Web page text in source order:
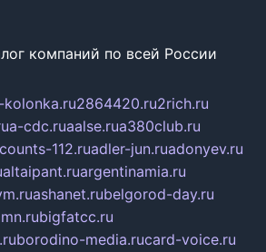
компаний по всей России
kolonka.ru2864420.ru2rich.ru
a-cdc.ruaalse.rua380club.ru
112.ruadler-jun.ruadonyev.ru
altaipant.ruargentinamia.ru
ashanet.rubelgorod-day.ru
bigfatcc.ru
borodino-media.rucard-voice.ru